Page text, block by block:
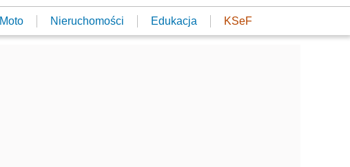
Moto Nieruchomości Edukacja KSeF